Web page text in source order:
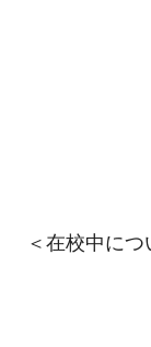
＜在校中につ